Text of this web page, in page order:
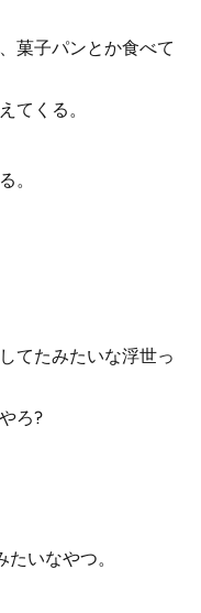
菓子パンとか食べて
てくる。
。
てたみたいな浮世っ
ろ?
いなやつ。